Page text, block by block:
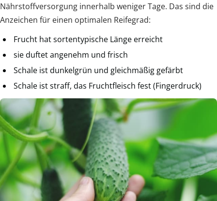
Nährstoffversorgung innerhalb weniger Tage. Das sind die
Anzeichen für einen optimalen Reifegrad:
Frucht hat sortentypische Länge erreicht
sie duftet angenehm und frisch
Schale ist dunkelgrün und gleichmäßig gefärbt
Schale ist straff, das Fruchtfleisch fest (Fingerdruck)